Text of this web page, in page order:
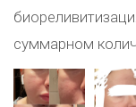
суммарном
бустер) . Лифт айс уже делала
всё прекрасно . .